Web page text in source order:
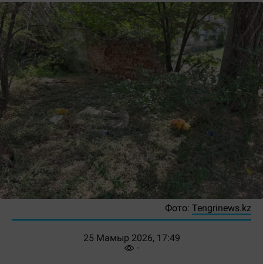
Фото: Tengrinews.kz
25 Мамыр 2026, 17:49